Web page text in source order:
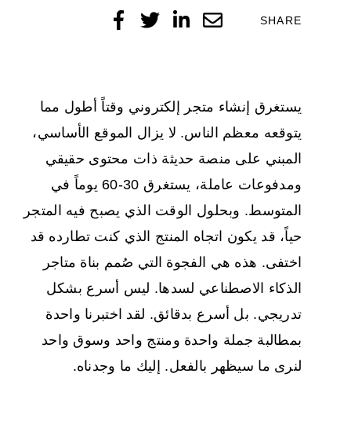
SHARE
يستغرق إنشاء متجر إلكتروني وقتاً أطول مما
يتوقعه معظم الناس. لا يزال الموقع الأساسي،
المبني على منصة حديثة ذات محتوى حقيقي
ومدفوعات عاملة، يستغرق 30-60 يوماً في
المتوسط. وبحلول الوقت الذي يصبح فيه المتجر
حياً، قد يكون اتجاه المنتج الذي كنت تطارده قد
اختفى. هذه هي الفجوة التي صُمم بناة متاجر
الذكاء الاصطناعي لسدها. ليس أسرع بشكل
تدريجي. بل أسرع بدقائق. لقد اختبرنا واحدة
بمطالبة جملة واحدة ومنتج واحد وسوق واحد
لنرى ما سيظهر بالفعل. إليك ما وجدناه.